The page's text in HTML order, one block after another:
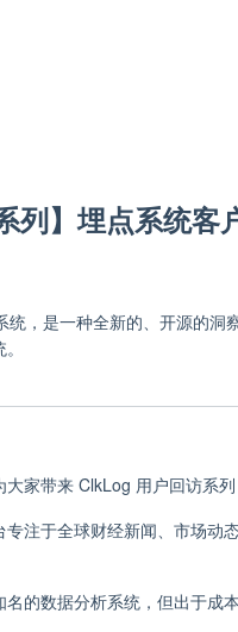
列】埋点系统
统，是一种全新的、开源的洞
大家带来 ClkLog 用户回访系
专注于全球财经新闻、市场动
的数据分析系统，但出于成